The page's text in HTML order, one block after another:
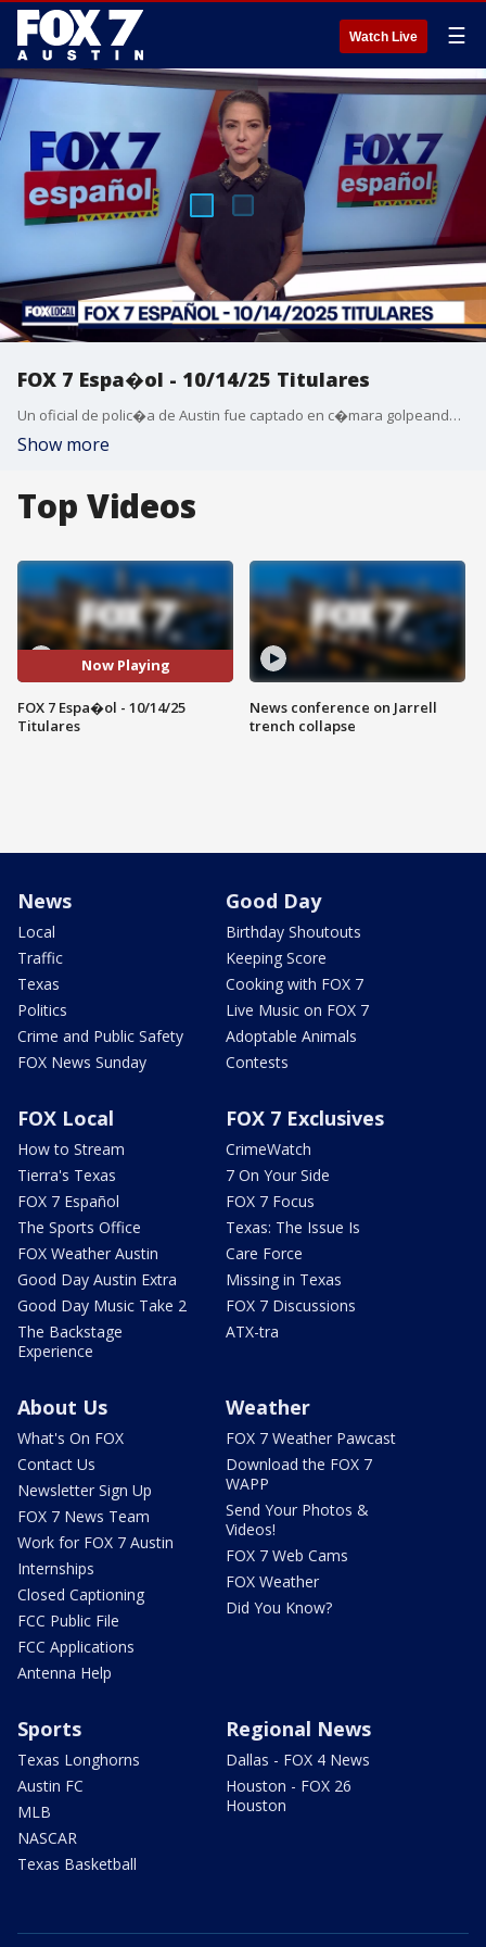
Watch Live ☰
FOX 7 Espa�ol - 10/14/25 Titulares
Un oficial de polic�a de Austin fue captado en c�mara golpeando a un hombre en servicio restringido. Aeropuerto de Austin: Los pasajeros deben monitorear a la FAA durante el cierre del gobierno. M�xico acelera la b�squeda de desaparecidos por fuertes lluvias. Venezuela: al menos 14 personas mueren tras inundarse una mina de oro. SpaceX Realiza Nueva Prueba de Lanzamiento en Texas. Pron�stico del tiempo.
Show more
Top Videos
Now Playing
FOX 7 Espa�ol - 10/14/25
Titulares
News conference on Jarrell
trench collapse
News
Local
Traffic
Texas
Politics
Crime and Public Safety
FOX News Sunday
Good Day
Birthday Shoutouts
Keeping Score
Cooking with FOX 7
Live Music on FOX 7
Adoptable Animals
Contests
FOX Local
How to Stream
Tierra's Texas
FOX 7 Español
The Sports Office
FOX Weather Austin
Good Day Austin Extra
Good Day Music Take 2
The Backstage
Experience
FOX 7 Exclusives
CrimeWatch
7 On Your Side
FOX 7 Focus
Texas: The Issue Is
Care Force
Missing in Texas
FOX 7 Discussions
ATX-tra
About Us
What's On FOX
Contact Us
Newsletter Sign Up
FOX 7 News Team
Work for FOX 7 Austin
Internships
Closed Captioning
FCC Public File
FCC Applications
Antenna Help
Weather
FOX 7 Weather Pawcast
Download the FOX 7
WAPP
Send Your Photos &
Videos!
FOX 7 Web Cams
FOX Weather
Did You Know?
Sports
Texas Longhorns
Austin FC
MLB
NASCAR
Texas Basketball
Regional News
Dallas - FOX 4 News
Houston - FOX 26
Houston